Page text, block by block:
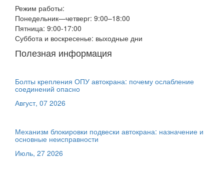
Режим работы:
Понедельник—четверг: 9:00–18:00
Пятница: 9:00-17:00
Суббота и воскресенье: выходные дни
Полезная информация
Болты крепления ОПУ автокрана: почему ослабление
соединений опасно
Август, 07 2026
Механизм блокировки подвески автокрана: назначение и
основные неисправности
Июль, 27 2026